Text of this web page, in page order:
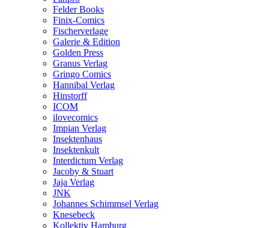
Felder Books
Finix-Comics
Fischerverlage
Galerie & Edition
Golden Press
Granus Verlag
Gringo Comics
Hannibal Verlag
Hinstorff
ICOM
ilovecomics
Impian Verlag
Insektenhaus
Insektenkult
Interdictum Verlag
Jacoby & Stuart
Jaja Verlag
JNK
Johannes Schimmsel Verlag
Knesebeck
Kollektiv Hamburg